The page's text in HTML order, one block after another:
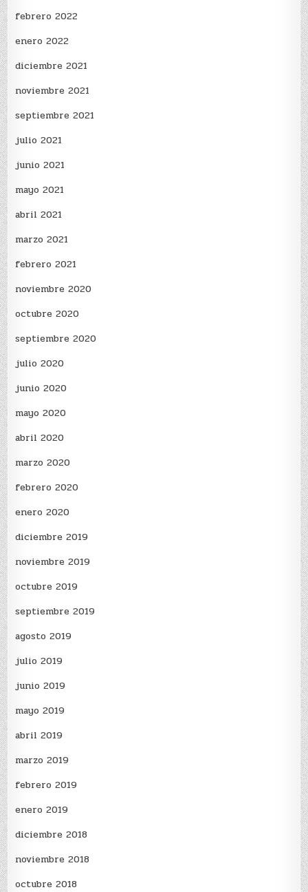
febrero 2022
enero 2022
diciembre 2021
noviembre 2021
septiembre 2021
julio 2021
junio 2021
mayo 2021
abril 2021
marzo 2021
febrero 2021
noviembre 2020
octubre 2020
septiembre 2020
julio 2020
junio 2020
mayo 2020
abril 2020
marzo 2020
febrero 2020
enero 2020
diciembre 2019
noviembre 2019
octubre 2019
septiembre 2019
agosto 2019
julio 2019
junio 2019
mayo 2019
abril 2019
marzo 2019
febrero 2019
enero 2019
diciembre 2018
noviembre 2018
octubre 2018